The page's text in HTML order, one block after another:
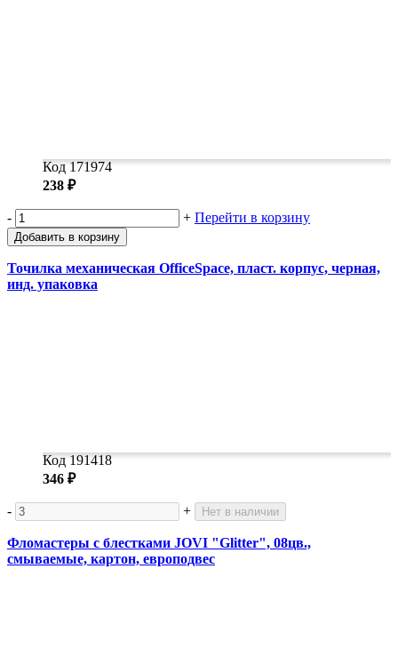
Код 171974
238 ₽
- + Перейти в корзину
Добавить в корзину
Точилка механическая OfficeSpace, пласт. корпус, черная,
инд. упаковка
Код 191418
346 ₽
- + Нет в наличии
Фломастеры с блестками JOVI "Glitter", 08цв.,
смываемые, картон, европодвес